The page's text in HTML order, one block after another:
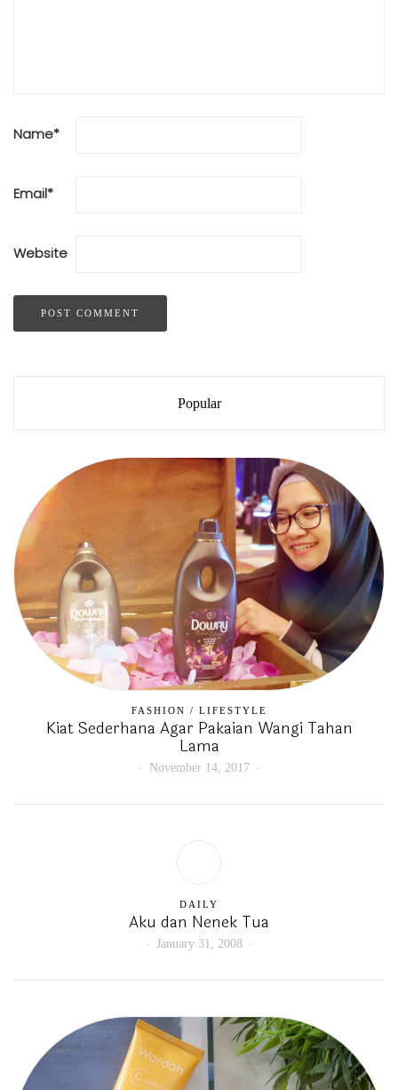
Name*
Email*
Website
Popular
FASHION / LIFESTYLE
Kiat Sederhana Agar Pakaian Wangi Tahan
Lama
November 14, 2017
DAILY
Aku dan Nenek Tua
January 31, 2008